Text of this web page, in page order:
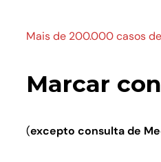
Mais de 200.000 casos
Marcar
(excepto consulta de